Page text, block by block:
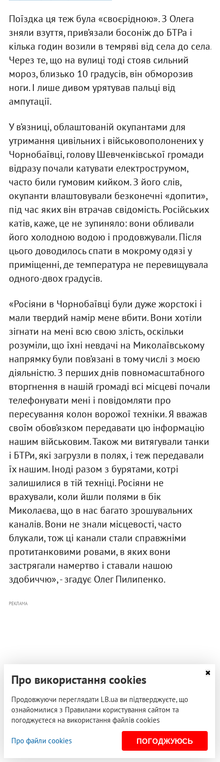
Поїздка ця теж була «своєрідною». З Олега
зняли взуття, прив’язали босоніж до БТРа і
кілька годин возили в темряві від села до села.
Через те, що на вулиці тоді стояв сильний
мороз, близько 10 градусів, він обморозив
ноги. І лише дивом урятував пальці від
ампутації.
У в’язниці, облаштованій окупантами для
утримання цивільних і військовополонених у
Чорнобаївці, голову Шевченківської громади
відразу почали катувати електрострумом,
часто били гумовим кийком. З його слів,
окупанти влаштовували безконечні «допити»,
під час яких він втрачав свідомість. Російських
катів, каже, це не зупиняло: вони обливали
його холодною водою і продовжували. Після
цього доводилось спати в мокрому одязі у
приміщенні, де температура не перевищувала
одного-двох градусів.
«Росіяни в Чорнобаївці були дуже жорстокі і
мали твердий намір мене вбити. Вони хотіли
зігнати на мені всю свою злість, оскільки
розуміли, що їхні невдачі на Миколаївському
напрямку були пов’язані в тому числі з моєю
діяльністю. З перших днів повномасштабного
вторгнення в нашій громаді всі місцеві почали
телефонувати мені і повідомляти про
пересування колон ворожої техніки. Я вважав
своїм обов’язком передавати цю інформацію
нашим військовим. Також ми витягували танки
і БТРи, які загрузли в полях, і теж передавали
їх нашим. Іноді разом з бурятами, котрі
залишилися в тій техніці. Росіяни не
врахували, коли йшли полями в бік
Миколаєва, що в нас багато зрошувальних
каналів. Вони не знали місцевості, часто
блукали, тож ці канали стали справжніми
протитанковими ровами, в яких вони
застрягали намертво і ставали нашою
здобиччю», - згадує Олег Пилипенко.
РЕКЛАМА
Про використання cookies
Продовжуючи переглядати LB.ua ви підтверджуєте, що
ознайомилися з Правилами користування сайтом та
погоджуєтеся на використання файлів cookies
Про файли cookies ПОГОДЖУЮСЬ